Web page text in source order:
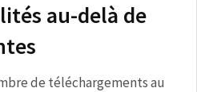
au-delà de
de téléchargements au